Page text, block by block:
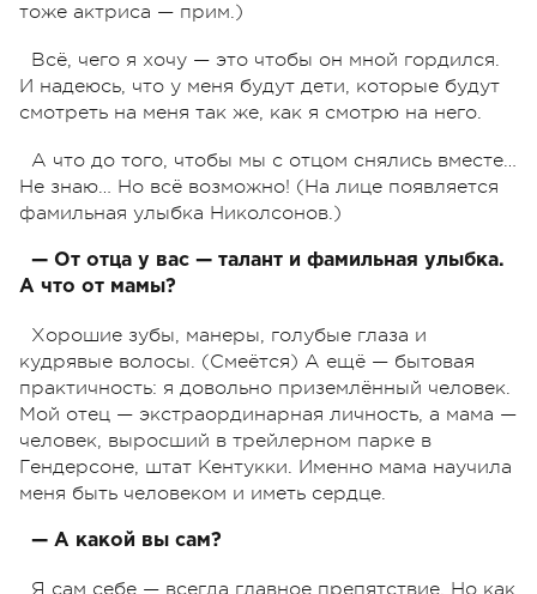
тоже актриса — прим.)
Всё, чего я хочу — это чтобы он мной гордился.
И надеюсь, что у меня будут дети, которые будут
смотреть на меня так же, как я смотрю на него.
А что до того, чтобы мы с отцом снялись вместе…
Не знаю… Но всё возможно! (На лице появляется
фамильная улыбка Николсонов.)
— От отца у вас — талант и фамильная улыбка.
А что от мамы?
Хорошие зубы, манеры, голубые глаза и
кудрявые волосы. (Смеётся) А ещё — бытовая
практичность: я довольно приземлённый человек.
Мой отец — экстраординарная личность, а мама —
человек, выросший в трейлерном парке в
Гендерсоне, штат Кентукки. Именно мама научила
меня быть человеком и иметь сердце.
— А какой вы сам?
Я сам себе — всегда главное препятствие. Но как